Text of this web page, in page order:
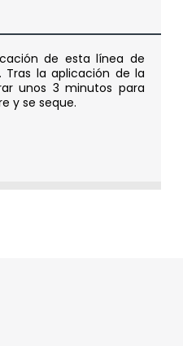
de esta línea de
Tras la aplicación de la
unos 3 minutos para
y se seque.